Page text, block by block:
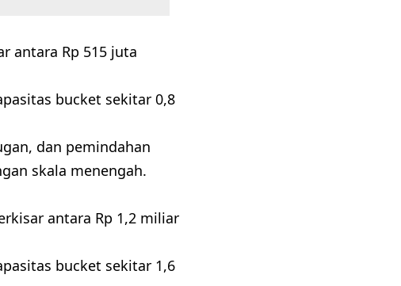
antara Rp 515 juta
bucket sekitar 0,8
dan pemindahan
skala menengah.
antara Rp 1,2 miliar
bucket sekitar 1,6